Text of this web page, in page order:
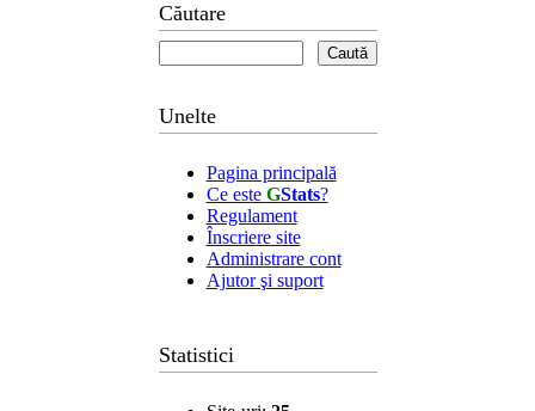
Căutare
Unelte
Pagina principală
Ce este GStats?
Regulament
Înscriere site
Administrare cont
Ajutor şi suport
Statistici